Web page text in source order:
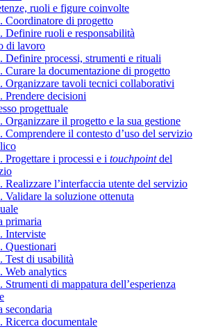
ruoli e figure coinvolte
Coordinatore di progetto
Definire ruoli e responsabilità
di lavoro
Definire processi, strumenti e rituali
Curare la documentazione di progetto
Organizzare tavoli tecnici collaborativi
Prendere decisioni
progettuale
Organizzare il progetto e la sua gestione
Comprendere il contesto d’uso del servizio
Progettare i processi e i touchpointdel
Realizzare l’interfaccia utente del servizio
Validare la soluzione ottenuta
primaria
Interviste
Questionari
Test di usabilità
Web analytics
Strumenti di mappatura dell’esperienza
secondaria
Ricerca documentale